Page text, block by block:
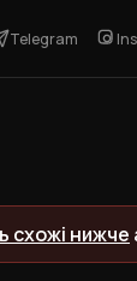
Telegram
схожі нижче